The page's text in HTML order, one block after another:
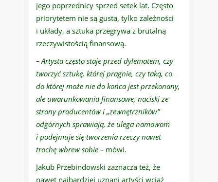
jego poprzednicy sprzed setek lat. Często
priorytetem nie są gusta, tylko zależności
i układy, a sztuka przegrywa z brutalną
rzeczywistością finansową.
– Artysta często staje przed dylematem, czy
tworzyć sztukę, której pragnie, czy taką, co
do której może nie do końca jest przekonany,
ale uwarunkowania finansowe, naciski ze
strony producentów i „zewnętrzników”
odgórnych sprawiają, że ulega namowom
i podejmuje się tworzenia rzeczy nawet
trochę wbrew sobie – mówi.
Jakub Przebindowski zaznacza też, że
nawet najbardziej uznani artyści wciąż